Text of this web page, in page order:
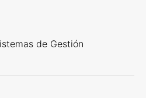
de Gestión